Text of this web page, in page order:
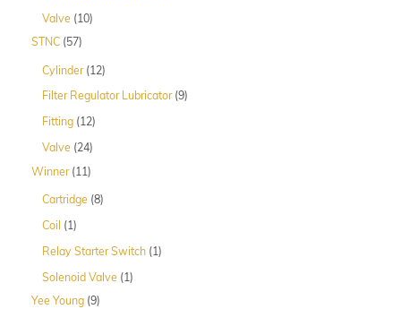
Valve 1010
STNC 5757
Cylinder 1212
Filter Regulator Lubricator 99
Fitting 1212
Valve 2424
Produk
Winner 1111
Cartridge 88
Coil 11
Relay Starter Switch 11
Solenoid Valve 11
Yee Young 99